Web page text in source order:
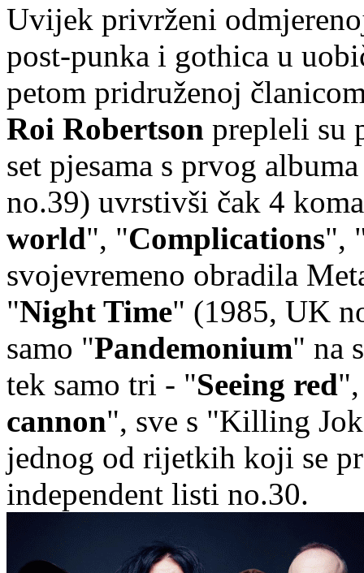
Uvijek privrženi
post-punka i gothica u
petom pridruženoj
Roi Robertson prepleli su
set pjesama s prvog
no.39) uvrstivši čak 4
world", "Complications",
svojevremeno obradila
"Night Time" (1985, UK
samo "Pandemonium" na
tek samo tri - "Seeing red
cannon", sve s "Killing
jednog od rijetkih koji se
independent listi no.30.